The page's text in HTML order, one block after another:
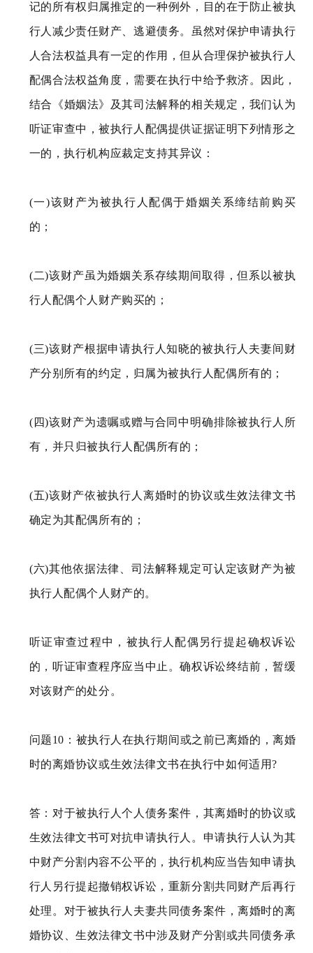
记的所有权归属推定的一种例外，目的在于防止被执
行人减少责任财产、逃避债务。虽然对保护申请执行
人合法权益具有一定的作用，但从合理保护被执行人
配偶合法权益角度，需要在执行中给予救济。因此，
结合《婚姻法》及其司法解释的相关规定，我们认为
听证审查中，被执行人配偶提供证据证明下列情形之
一的，执行机构应裁定支持其异议：
(一)该财产为被执行人配偶于婚姻关系缔结前购买
的；
(二)该财产虽为婚姻关系存续期间取得，但系以被执
行人配偶个人财产购买的；
(三)该财产根据申请执行人知晓的被执行人夫妻间财
产分别所有的约定，归属为被执行人配偶所有的；
(四)该财产为遗嘱或赠与合同中明确排除被执行人所
有，并只归被执行人配偶所有的；
(五)该财产依被执行人离婚时的协议或生效法律文书
确定为其配偶所有的；
(六)其他依据法律、司法解释规定可认定该财产为被
执行人配偶个人财产的。
听证审查过程中，被执行人配偶另行提起确权诉讼
的，听证审查程序应当中止。确权诉讼终结前，暂缓
对该财产的处分。
问题10：被执行人在执行期间或之前已离婚的，离婚
时的离婚协议或生效法律文书在执行中如何适用?
答：对于被执行人个人债务案件，其离婚时的协议或
生效法律文书可对抗申请执行人。申请执行人认为其
中财产分割内容不公平的，执行机构应当告知申请执
行人另行提起撤销权诉讼，重新分割共同财产后再行
处理。对于被执行人夫妻共同债务案件，离婚时的离
婚协议、生效法律文书中涉及财产分割或共同债务承